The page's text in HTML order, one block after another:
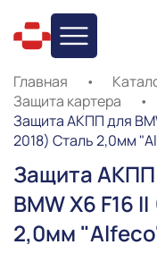
Главная •
Защита картера
•
Защита АКПП для
2018) Сталь 2,0мм
Защита АКПП
BMW X6 F16
2,0мм